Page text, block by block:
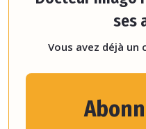
ses
Vous avez déjà un